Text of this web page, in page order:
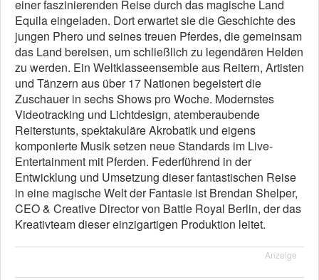
einer faszinierenden Reise durch das magische Land
Equila eingeladen. Dort erwartet sie die Geschichte des
jungen Phero und seines treuen Pferdes, die gemeinsam
das Land bereisen, um schließlich zu legendären Helden
zu werden. Ein Weltklasseensemble aus Reitern, Artisten
und Tänzern aus über 17 Nationen begeistert die
Zuschauer in sechs Shows pro Woche. Modernstes
Videotracking und Lichtdesign, atemberaubende
Reiterstunts, spektakuläre Akrobatik und eigens
komponierte Musik setzen neue Standards im Live-
Entertainment mit Pferden. Federführend in der
Entwicklung und Umsetzung dieser fantastischen Reise
in eine magische Welt der Fantasie ist Brendan Shelper,
CEO & Creative Director von Battle Royal Berlin, der das
Kreativteam dieser einzigartigen Produktion leitet.
Anzeige